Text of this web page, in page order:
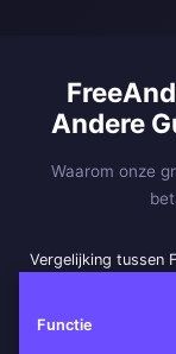
Andere
Waarom onze
Vergelijking tussen
Functie